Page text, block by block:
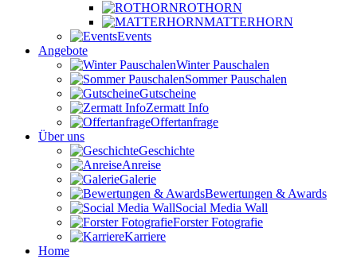
ROTHORN
MATTERHORN
Events
Angebote
Winter Pauschalen
Sommer Pauschalen
Gutscheine
Zermatt Info
Offertanfrage
Über uns
Geschichte
Anreise
Galerie
Bewertungen & Awards
Social Media Wall
Forster Fotografie
Karriere
Home